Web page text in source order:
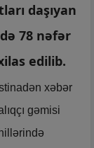
daşıyan
78 nəfər
edilib.
xəbər
gəmisi